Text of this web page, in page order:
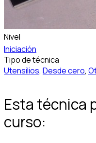
Nivel
Iniciación
Tipo de técnica
Utensilios, Desde cero,
Esta técnica
curso: